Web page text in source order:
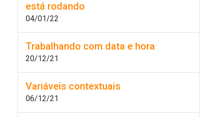
está rodando
04/01/22
Trabalhando com data e hora
20/12/21
Variáveis contextuais
06/12/21